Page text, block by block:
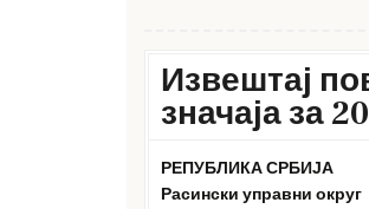
Извештај
значаја за
РЕПУБЛИКА СРБИЈА
Расински управни округ